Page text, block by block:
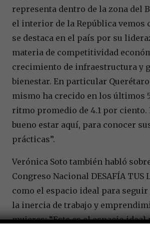
representa dentro de la zona del
el interior de la República vemos
se destaca en el país por su
materia de competitividad
crecimiento de infraestructura y
bienestar. En particular
mismo ha crecido en los últimos
ritmo promedio de 4.1 por ciento.
bueno estar aquí, para conocer
prácticas”.
Verónica Soto también habló
Congreso Nacional DESAFÍA TUS
como el espacio ideal para
la inercia de trabajo y
mujeres: “Este es el espacio ideal